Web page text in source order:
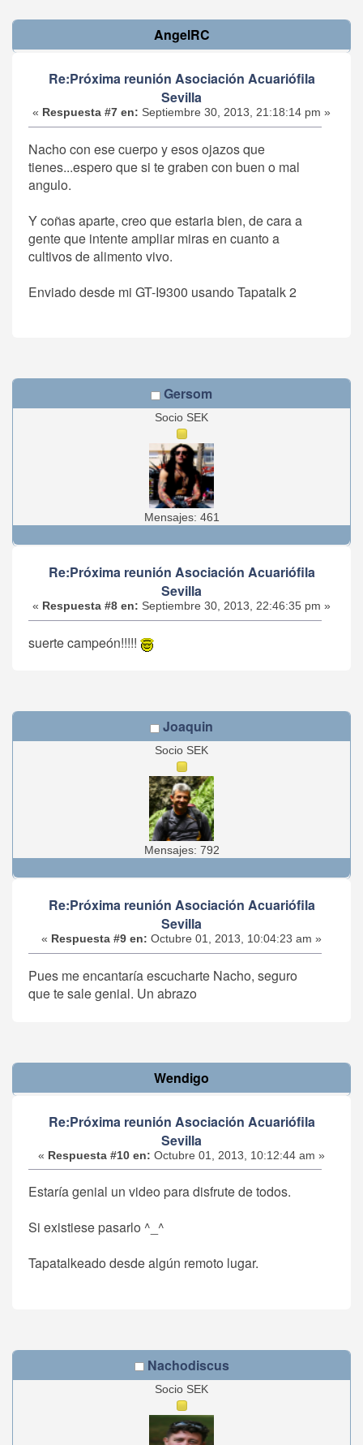
AngelRC
Re:Próxima reunión Asociación Acuariófila
Sevilla
« Respuesta #7 en: Septiembre 30, 2013, 21:18:14 pm »
Nacho con ese cuerpo y esos ojazos que
tienes...espero que si te graben con buen o mal
angulo.
Y coñas aparte, creo que estaria bien, de cara a
gente que intente ampliar miras en cuanto a
cultivos de alimento vivo.
Enviado desde mi GT-I9300 usando Tapatalk 2
Gersom
Socio SEK
Mensajes: 461
Re:Próxima reunión Asociación Acuariófila
Sevilla
« Respuesta #8 en: Septiembre 30, 2013, 22:46:35 pm »
suerte campeón!!!!!
Joaquin
Socio SEK
Mensajes: 792
Re:Próxima reunión Asociación Acuariófila
Sevilla
« Respuesta #9 en: Octubre 01, 2013, 10:04:23 am »
Pues me encantaría escucharte Nacho, seguro
que te sale genial. Un abrazo
Wendigo
Re:Próxima reunión Asociación Acuariófila
Sevilla
« Respuesta #10 en: Octubre 01, 2013, 10:12:44 am »
Estaría genial un video para disfrute de todos.
Si existiese pasarlo ^_^
Tapatalkeado desde algún remoto lugar.
Nachodiscus
Socio SEK